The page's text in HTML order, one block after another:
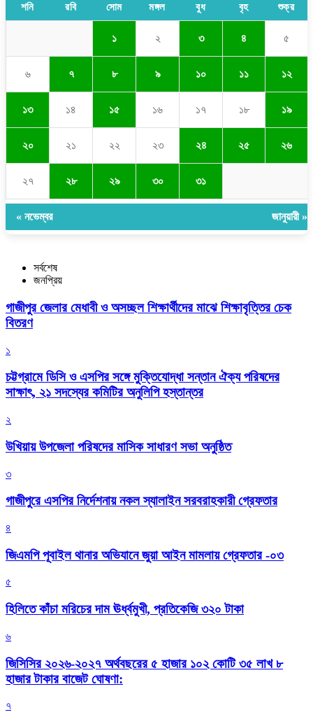
শনি রবি সোম মঙ্গল বুধ বৃহ শুক্র
১ ২ ৩ ৪ ৫
৬ ৭ ৮ ৯ ১০ ১১ ১২
১৩ ১৪ ১৫ ১৬ ১৭ ১৮ ১৯
২০ ২১ ২২ ২৩ ২৪ ২৫ ২৬
২৭ ২৮ ২৯ ৩০ ৩১
« নভেম্বর জানুয়ারী »
সর্বশেষ
জনপ্রিয়
গাজীপুর জেলার মেধাবী ও অসচ্ছল শিক্ষার্থীদের মাঝে শিক্ষাবৃত্তির চেক
বিতরণ
১
চট্টগ্রামে ডিসি ও এসপির সঙ্গে মুক্তিযোদ্ধা সন্তান ঐক্য পরিষদের
সাক্ষাৎ, ২১ সদস্যের কমিটির অনুলিপি হস্তান্তর
২
উখিয়ায় উপজেলা পরিষদের মাসিক সাধারণ সভা অনুষ্ঠিত
৩
গাজীপুরে এসপির নির্দেশনায় নকল স্যালাইন সরবরাহকারী গ্রেফতার
৪
জিএমপি পূবাইল থানার অভিযানে জুয়া আইন মামলায় গ্রেফতার -০৩
৫
হিলিতে কাঁচা মরিচের দাম ঊর্ধ্বমুখী, প্রতিকেজি ৩২০ টাকা
৬
জিসিসির ২০২৬-২০২৭ অর্থবছরের ৫ হাজার ১০২ কোটি ৩৫ লাখ ৮
হাজার টাকার বাজেট ঘোষণা:
৭